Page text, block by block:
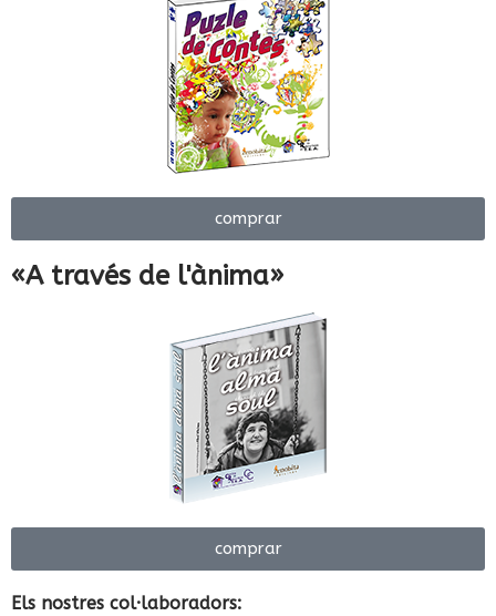
comprar
«A través de l'ànima»
comprar
Els nostres col·laboradors: